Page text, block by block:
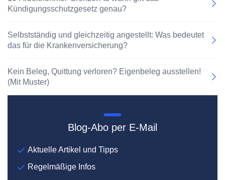
Kündigungsschutzgesetz genau?
Selbstständig und gleichzeitig angestellt: Was bedeutet
das für die Krankenversicherung?
Kein Beleg, Quittung verloren? Eigenbeleg ausstellen!
(Mit Muster)
Blog-Abo per E-Mail
Aktuelle Artikel und Tipps
Regelmäßige Infos